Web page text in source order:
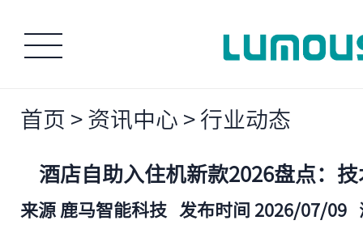
首页 > 资讯中心 > 行业动态
酒店自助入住机新款2026盘点：
来源 鹿马智能科技 发布时间 2026/07/09